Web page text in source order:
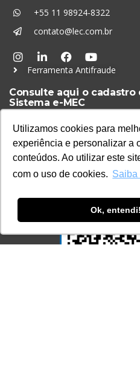
Utilizamos cookies para
experiência e personalizar a
conteúdos. Ao utilizar este
com o uso de cookies. Saiba
Ok, entendi!
+55 11 98924-8322
contato@lec.com.br
Ferramenta Antifraude
Consulte aqui o cadastro
Sistema e-MEC